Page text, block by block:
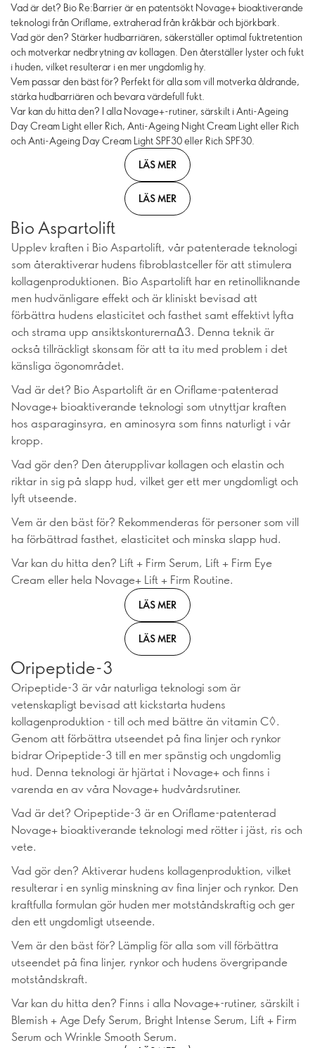
Vad är det? Bio Re:Barrier är en patentsökt Novage+ bioaktiverande
teknologi från Oriflame, extraherad från kråkbär och björkbark.
Vad gör den? Stärker hudbarriären, säkerställer optimal fuktretention
och motverkar nedbrytning av kollagen. Den återställer lyster och fukt
i huden, vilket resulterar i en mer ungdomlig hy.
Vem passar den bäst för? Perfekt för alla som vill motverka åldrande,
stärka hudbarriären och bevara värdefull fukt.
Var kan du hitta den? I alla Novage+-rutiner, särskilt i Anti-Ageing
Day Cream Light eller Rich, Anti-Ageing Night Cream Light eller Rich
och Anti-Ageing Day Cream Light SPF30 eller Rich SPF30.
LÄS MER
LÄS MER
Bio Aspartolift
Upplev kraften i Bio Aspartolift, vår patenterade teknologi
som återaktiverar hudens fibroblastceller för att stimulera
kollagenproduktionen. Bio Aspartolift har en retinolliknande
men hudvänligare effekt och är kliniskt bevisad att
förbättra hudens elasticitet och fasthet samt effektivt lyfta
och strama upp ansiktskonturernaΔ3. Denna teknik är
också tillräckligt skonsam för att ta itu med problem i det
känsliga ögonområdet.
Vad är det? Bio Aspartolift är en Oriflame-patenterad
Novage+ bioaktiverande teknologi som utnyttjar kraften
hos asparaginsyra, en aminosyra som finns naturligt i vår
kropp.
Vad gör den? Den återupplivar kollagen och elastin och
riktar in sig på slapp hud, vilket ger ett mer ungdomligt och
lyft utseende.
Vem är den bäst för? Rekommenderas för personer som vill
ha förbättrad fasthet, elasticitet och minska slapp hud.
Var kan du hitta den? Lift + Firm Serum, Lift + Firm Eye
Cream eller hela Novage+ Lift + Firm Routine.
LÄS MER
LÄS MER
Oripeptide-3
Oripeptide-3 är vår naturliga teknologi som är
vetenskapligt bevisad att kickstarta hudens
kollagenproduktion - till och med bättre än vitamin C◊.
Genom att förbättra utseendet på fina linjer och rynkor
bidrar Oripeptide-3 till en mer spänstig och ungdomlig
hud. Denna teknologi är hjärtat i Novage+ och finns i
varenda en av våra Novage+ hudvårdsrutiner.
Vad är det? Oripeptide-3 är en Oriflame-patenterad
Novage+ bioaktiverande teknologi med rötter i jäst, ris och
vete.
Vad gör den? Aktiverar hudens kollagenproduktion, vilket
resulterar i en synlig minskning av fina linjer och rynkor. Den
kraftfulla formulan gör huden mer motståndskraftig och ger
den ett ungdomligt utseende.
Vem är den bäst för? Lämplig för alla som vill förbättra
utseendet på fina linjer, rynkor och hudens övergripande
motståndskraft.
Var kan du hitta den? Finns i alla Novage+-rutiner, särskilt i
Blemish + Age Defy Serum, Bright Intense Serum, Lift + Firm
Serum och Wrinkle Smooth Serum.